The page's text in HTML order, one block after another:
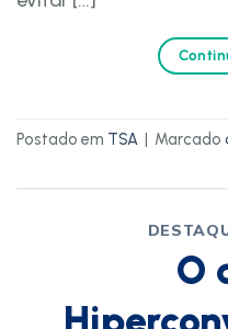
Postado em TSA | Marcado
O